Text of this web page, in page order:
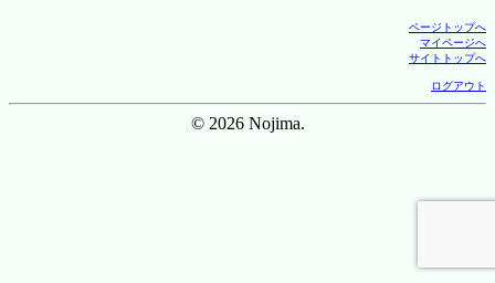
ページトップへ
マイページへ
サイトトップへ
ログアウト
© 2026 Nojima.